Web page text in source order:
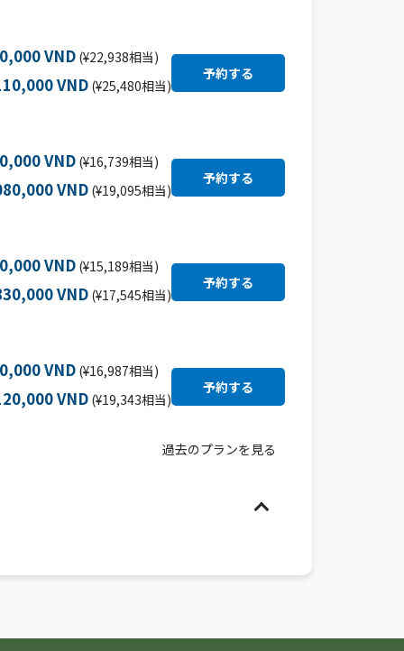
VND(¥22,938相当)
VND(¥25,480相当)
VND(¥16,739相当)
VND(¥19,095相当)
VND(¥15,189相当)
VND(¥17,545相当)
VND(¥16,987相当)
VND(¥19,343相当)
過去のプランを見る